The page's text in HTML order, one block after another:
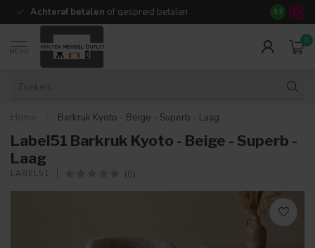
Achteraf betalen of gespreid betalen 14 dagen
9.3
MENU
0
Home Barkruk Kyoto - Beige - Superb - Laag
Label51 Barkruk Kyoto - Beige - Superb -
Laag
LABEL51 (0)